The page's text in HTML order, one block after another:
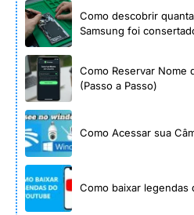
Como descobrir
Samsung foi
Como Reservar Nome
(Passo a Passo)
Como Acessar sua
Como baixar legendas